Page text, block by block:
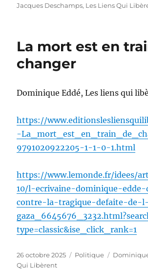
le
Jacques Deschamps, Les Liens Qui
La mort est en
changer
Dominique Eddé, Les liens qui
https://
-
9791020922205-1-1-0-1.html
https://www.lemonde.fr/idees/
10/l-ecrivaine-dominique-
contre-la-tragique-defaite-de-
type=classic&ise_click_rank=1
Publié
le
26 octobre 2025 Catégories
Politique Étiquettes
Qui Libèrent